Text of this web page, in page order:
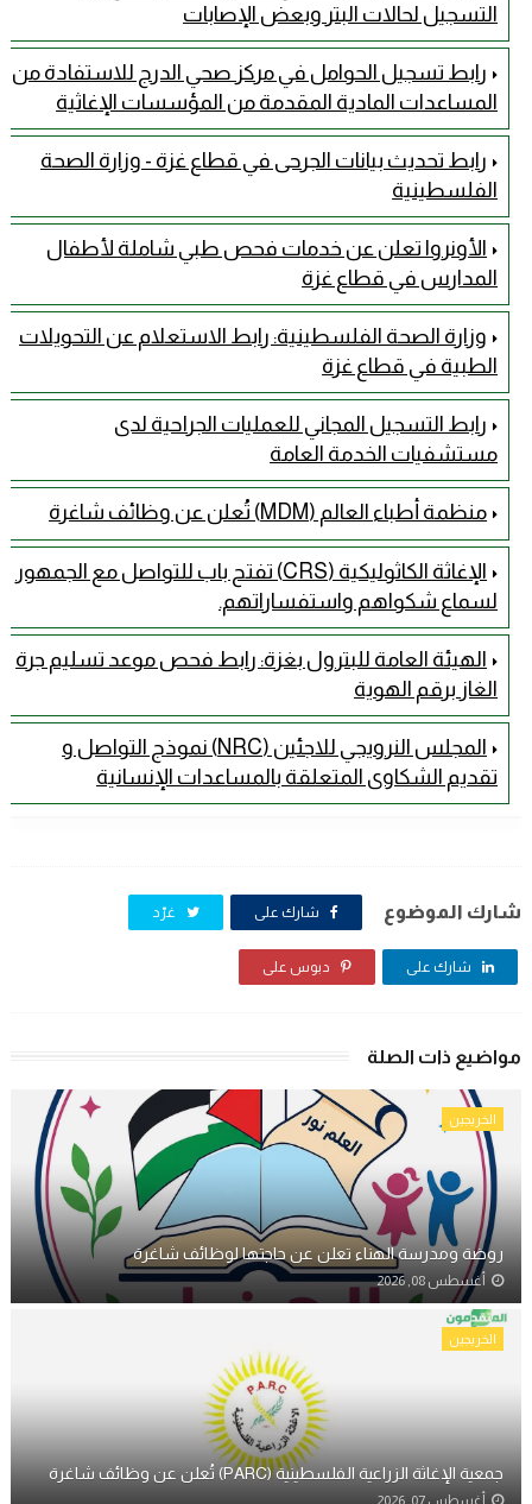
التسجيل لحالات البتر وبعض الإصابات
رابط تسجيل الحوامل في مركز صحي الدرج للاستفادة من
المساعدات المادية المقدمة من المؤسسات الإغاثية
رابط تحديث بيانات الجرحى في قطاع غزة - وزارة الصحة
الفلسطينية
الأونروا تعلن عن خدمات فحص طبي شاملة لأطفال
المدارس في قطاع غزة
وزارة الصحة الفلسطينية: رابط الاستعلام عن التحويلات
الطبية في قطاع غزة
رابط التسجيل المجاني للعمليات الجراحية لدى
مستشفيات الخدمة العامة
منظمة أطباء العالم (MDM) تُعلن عن وظائف شاغرة
الإغاثة الكاثوليكية (CRS) تفتح باب للتواصل مع الجمهور
لسماع شكواهم واستفساراتهم.
الهيئة العامة للبترول بغزة: رابط فحص موعد تسليم جرة
الغاز برقم الهوية
المجلس النرويجي للاجئين (NRC) نموذج التواصل و
تقديم الشكاوى المتعلقة بالمساعدات الإنسانية
شارك الموضوع شارك على غرّد
شارك على دبوس على
مواضيع ذات الصلة
الخريجين
روضة ومدرسة الهناء تعلن عن حاجتها لوظائف شاغرة
أغسطس 08, 2026
الخريجين
جمعية الإغاثة الزراعية الفلسطينية (PARC) تُعلن عن وظائف شاغرة
أغسطس 07, 2026